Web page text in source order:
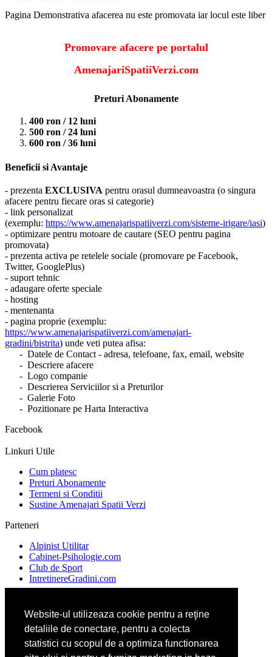
Website-ul utilizeaza cookie pentru a reţine
detaliile de conectare, pentru a colecta
statistici cu scopul de a optimiza functionarea
Pagina Demonstrativa afacerea nu este promovata iar locul este liber
Promovare afacere pe portalul
AmenajariSpatiiVerzi.com
Preturi Abonamente
400 ron / 12 luni
500 ron / 24 luni
600 ron / 36 luni
Beneficii si Avantaje
- prezenta EXCLUSIVA pentru orasul dumneavoastra (o singura
afacere pentru fiecare oras si categorie)
- link personalizat
(exemplu: https://www.amenajarispatiiverzi.com/sisteme-irigare/iasi)
- optimizare pentru motoare de cautare (SEO pentru pagina
promovata)
- prezenta activa pe retelele sociale (promovare pe Facebook,
Twitter, GooglePlus)
- suport tehnic
- adaugare oferte speciale
- hosting
- mentenanta
- pagina proprie (exemplu:
https://www.amenajarispatiiverzi.com/amenajari-
gradini/bistrita) unde veti putea afisa:
- Datele de Contact - adresa, telefoane, fax, email, website
- Descriere afacere
- Logo companie
- Descrierea Serviciilor si a Preturilor
- Galerie Foto
- Pozitionare pe Harta Interactiva
Facebook
Linkuri Utile
Cum platesc
Preturi Abonamente
Termeni si Conditii
Sustine Amenajari Spatii Verzi
Parteneri
Alpinist Utilitar
Cabinet-Psihologie.com
Club de Sport
IntretinereGradini.com
Ambalaje Romania
Apicultorul.com
Cabinet-Individual.ro
CentruInchirieri.ro